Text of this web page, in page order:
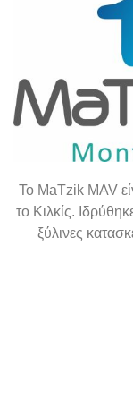
To MaTzik MAV
το Κιλκίς.
ξύλινες